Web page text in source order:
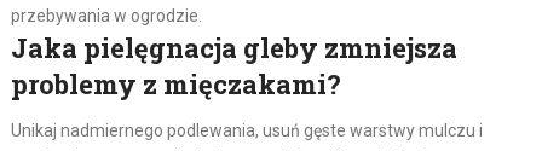
przebywania w ogrodzie.
Jaka pielęgnacja gleby zmniejsza
problemy z mięczakami?
Unikaj nadmiernego podlewania, usuń gęste warstwy mulczu i